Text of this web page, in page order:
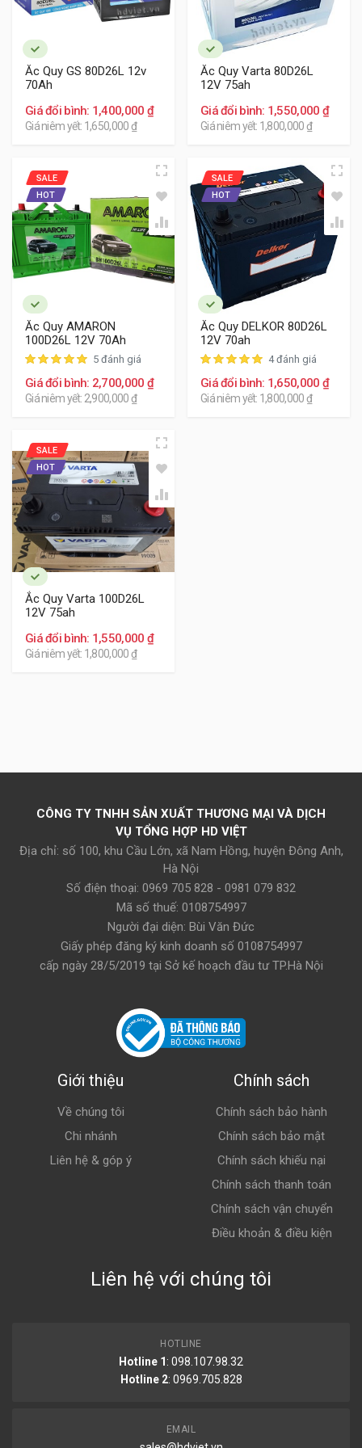
Khách hàng tham khảo các bình ắc quy cho xe Kia
Rondo dưới đây:
Ắc Quy GS 80D26L 12v
70Ah
Giá đổi bình: 1,400,000 ₫
Giá niêm yết: 1,650,000 ₫
Ắc Quy Varta 80D26L
12V 75ah
Giá đổi bình: 1,550,000 ₫
Giá niêm yết: 1,800,000 ₫
SALE
HOT
Ắc Quy AMARON
100D26L 12V 70Ah
5 đánh giá
Giá đổi bình: 2,700,000 ₫
Giá niêm yết: 2,900,000 ₫
SALE
HOT
Ắc Quy DELKOR 80D26L
12V 70ah
4 đánh giá
Giá đổi bình: 1,650,000 ₫
Giá niêm yết: 1,800,000 ₫
SALE
HOT
Ắc Quy Varta 100D26L
12V 75ah
Giá đổi bình: 1,550,000 ₫
Giá niêm yết: 1,800,000 ₫
CÔNG TY TNHH SẢN XUẤT THƯƠNG MẠI VÀ DỊCH
VỤ TỔNG HỢP HD VIỆT
Địa chỉ: số 100, khu Cầu Lớn, xã Nam Hồng, huyện Đông Anh,
Hà Nội
Số điện thoại: 0969 705 828 - 0981 079 832
Mã số thuế: 0108754997
Người đại diện: Bùi Văn Đức
Giấy phép đăng ký kinh doanh số 0108754997
cấp ngày 28/5/2019 tại Sở kế hoạch đầu tư TP.Hà Nội
Giới thiệu
Về chúng tôi
Chi nhánh
Liên hệ & góp ý
Chính sách
Chính sách bảo hành
Chính sách bảo mật
Chính sách khiếu nại
Chính sách thanh toán
Chính sách vận chuyển
Điều khoản & điều kiện
Liên hệ với chúng tôi
HOTLINE
Hotline 1 : 098.107.98.32
Hotline 2: 0969.705.828
EMAIL